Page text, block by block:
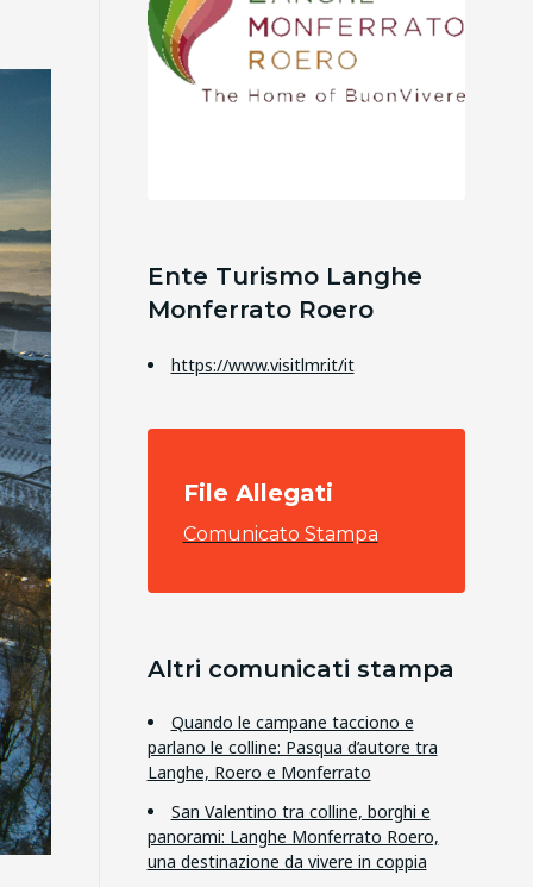
Ente Turismo Langhe
Monferrato Roero
https://www.visitlmr.it/it
File Allegati
Comunicato Stampa
Altri comunicati stampa
Quando le campane tacciono e
parlano le colline: Pasqua d’autore tra
Langhe, Roero e Monferrato
San Valentino tra colline, borghi e
panorami: Langhe Monferrato Roero,
una destinazione da vivere in coppia